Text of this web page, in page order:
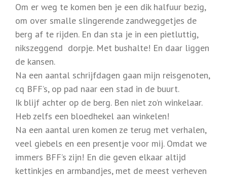
Om er weg te komen ben je een dik halfuur bezig,
om over smalle slingerende zandweggetjes de
berg af te rijden. En dan sta je in een pietluttig,
nikszeggend dorpje. Met bushalte! En daar liggen
de kansen.
Na een aantal schrijfdagen gaan mijn reisgenoten,
cq BFF’s, op pad naar een stad in de buurt.
Ik blijf achter op de berg. Ben niet zo’n winkelaar.
Heb zelfs een bloedhekel aan winkelen!
Na een aantal uren komen ze terug met verhalen,
veel giebels en een presentje voor mij. Omdat we
immers BFF’s zijn! En die geven elkaar altijd
kettinkjes en armbandjes, met de meest verheven